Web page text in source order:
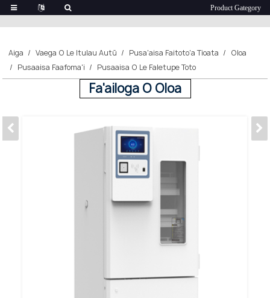
Aiga Vaega O Le Itulau Autū Pusa'aisa Faitoto'a Tioata
Oloa
Pusaaisa Faafoma'i
Pusaaisa O Le Faletupe Toto
Fa'ailoga O Oloa